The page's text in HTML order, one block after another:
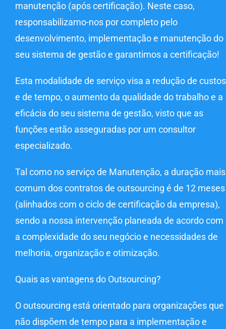
manutenção (após certificação). Neste caso,
responsabilizamo-nos por completo pelo
desenvolvimento, implementação e manutenção do
seu sistema de gestão e garantimos a certificação!
Esta modalidade de serviço visa a redução de custos
e de tempo, o aumento da qualidade do trabalho e a
eficácia do seu sistema de gestão, visto que as
funções estão asseguradas por um consultor
especializado.
Tal como no serviço de Manutenção, a duração mais
comum dos contratos de outsourcing é de 12 meses
(alinhados com o ciclo de certificação da empresa),
sendo a nossa intervenção planeada de acordo com
a complexidade do seu negócio e necessidades de
melhoria, organização e otimização.
Quais as vantagens do Outsourcing?
O outsourcing está orientado para organizações que
não dispõem de tempo para a implementação e